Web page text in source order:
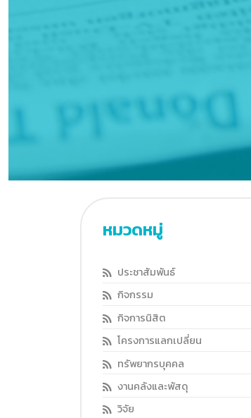
ประชาสัมพันธ์
กิจกรรม
กิจการนิสิต
โครงการแลกเปลี่ยน
ทรัพยากรบุคคล
งานคลังและพัสดุ
วิจัย